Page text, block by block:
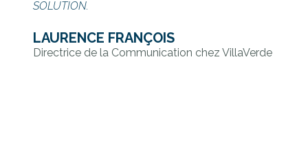
SOLUTION.
LAURENCE FRANÇOIS
Directrice de la Communication chez VillaVerde